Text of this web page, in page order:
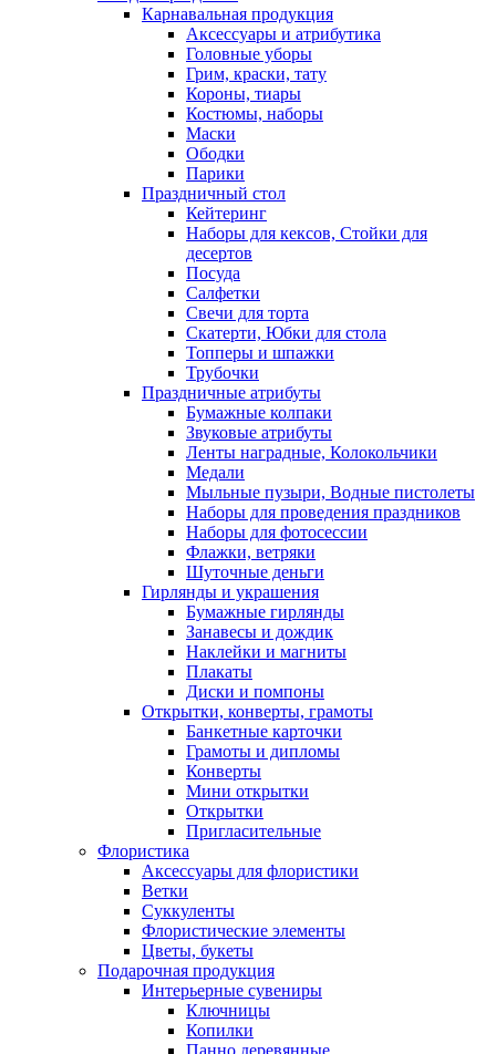
Карнавальная продукция
Аксессуары и атрибутика
Головные уборы
Грим, краски, тату
Короны, тиары
Костюмы, наборы
Маски
Ободки
Парики
Праздничный стол
Кейтеринг
Наборы для кексов, Стойки для
десертов
Посуда
Салфетки
Свечи для торта
Скатерти, Юбки для стола
Топперы и шпажки
Трубочки
Праздничные атрибуты
Бумажные колпаки
Звуковые атрибуты
Ленты наградные, Колокольчики
Медали
Мыльные пузыри, Водные пистолеты
Наборы для проведения праздников
Наборы для фотосессии
Флажки, ветряки
Шуточные деньги
Гирлянды и украшения
Бумажные гирлянды
Занавесы и дождик
Наклейки и магниты
Плакаты
Диски и помпоны
Открытки, конверты, грамоты
Банкетные карточки
Грамоты и дипломы
Конверты
Мини открытки
Открытки
Пригласительные
Флористика
Аксессуары для флористики
Ветки
Суккуленты
Флористические элементы
Цветы, букеты
Подарочная продукция
Интерьерные сувениры
Ключницы
Копилки
Панно деревянные